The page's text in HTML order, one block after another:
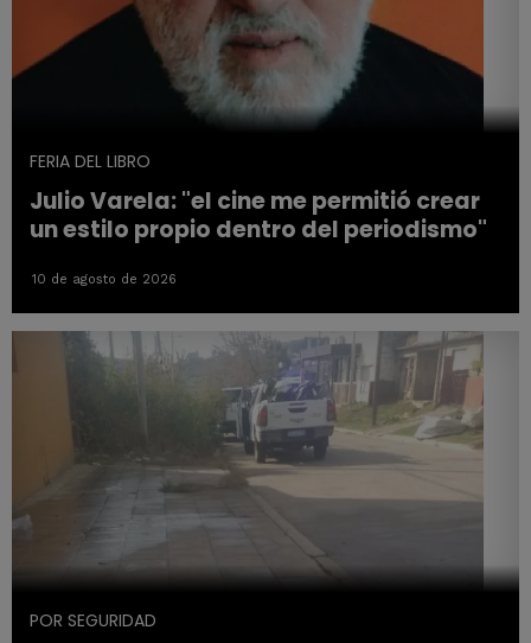
FERIA DEL LIBRO
Julio Varela: "el cine me permitió crear
un estilo propio dentro del periodismo"
10 de agosto de 2026
POR SEGURIDAD